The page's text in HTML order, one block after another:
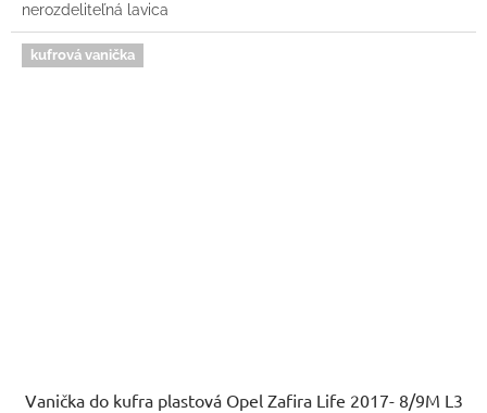
nerozdeliteľná lavica
kufrová vanička
Vanička do kufra plastová Opel Zafira Life 2017- 8/9M L3